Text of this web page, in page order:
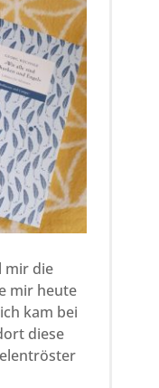
mir die
mir heute
kam bei
diese